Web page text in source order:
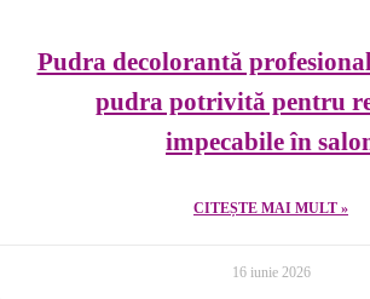
Pudra decolorantă
pudra potrivită pentru
impecabile în
CITEȘTE MAI MULT »
16 iunie 2026